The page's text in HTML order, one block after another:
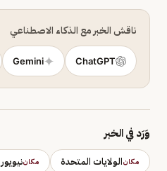
ناقش الخبر مع الذكاء الاصطناعي
ChatGPT
Gemini
وَرَد في الخبر
مكانالولايات المتحدة مكان